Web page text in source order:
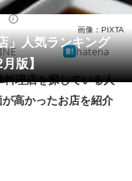
」人気ランキング
版】
画像：PIXTA
hatena
理店を探している人
高かったお店を紹介